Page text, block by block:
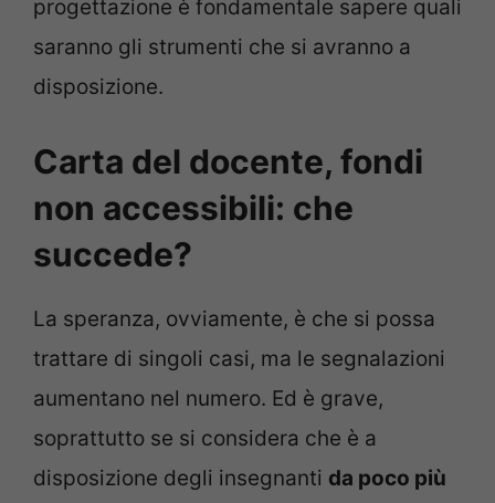
progettazione è fondamentale sapere quali
saranno gli strumenti che si avranno a
disposizione.
Carta del docente, fondi
non accessibili: che
succede?
La speranza, ovviamente, è che si possa
trattare di singoli casi, ma le segnalazioni
aumentano nel numero. Ed è grave,
soprattutto se si considera che è a
disposizione degli insegnanti da poco più